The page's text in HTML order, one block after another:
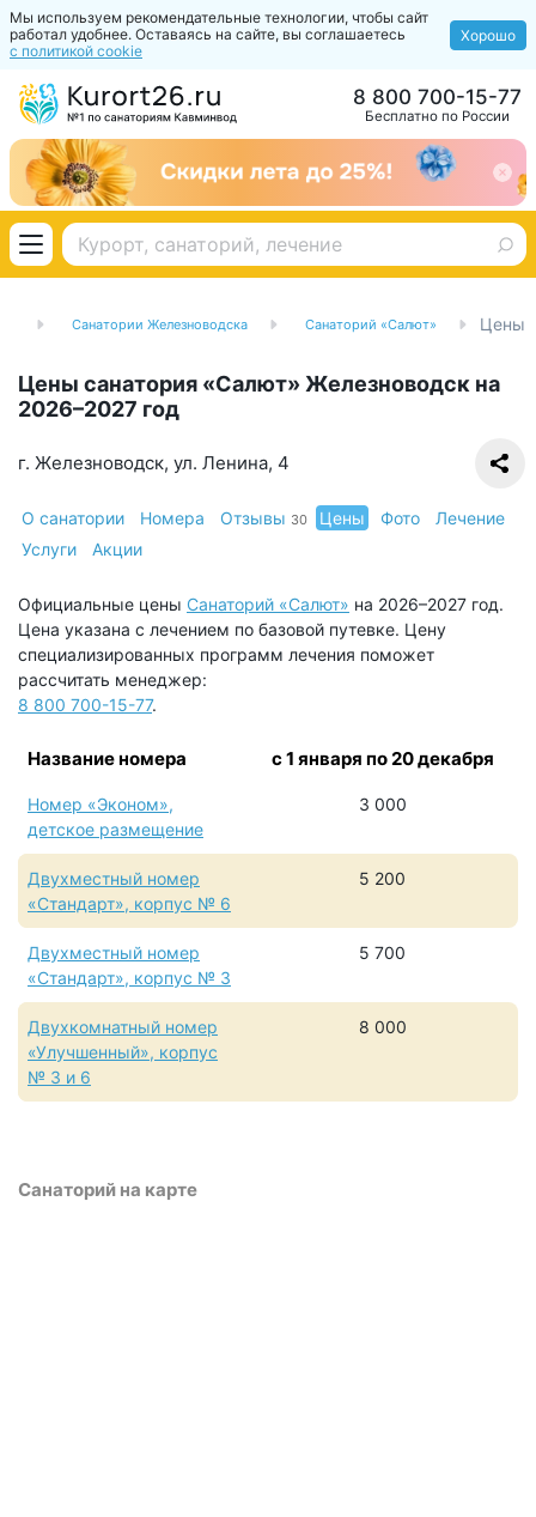
Мы используем рекомендательные технологии, чтобы сайт
работал удобнее. Оставаясь на сайте, вы соглашаетесь
с политикой cookie
Хорошо
Бесплатно по России
8 800 700-15-77
Санатории Железноводска Санаторий «Салют» Цены
Цены санатория «Салют» Железноводск на
2026–2027 год
г. Железноводск, ул. Ленина, 4
О санатории Номера Отзывы 30 Цены Фото
Лечение
Услуги
Акции
Официальные цены Санаторий «Салют» на 2026–2027 год.
Цена указана с лечением по базовой путевке. Цену
специализированных программ лечения поможет
рассчитать менеджер:
8 800 700-15-77.
Название номера с 1 января по 20 декабря
Номер «Эконом»,
детское размещение
3 000
Двухместный номер
«Стандарт», корпус № 6
5 200
Двухместный номер
«Стандарт», корпус № 3
5 700
Двухкомнатный номер
«Улучшенный», корпус
№ 3 и 6
8 000
Санаторий на карте